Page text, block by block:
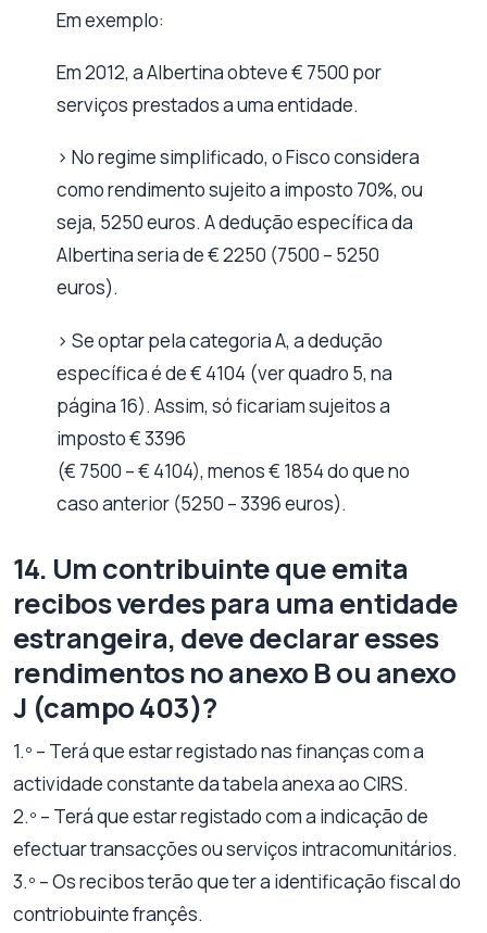
Em exemplo:
Em 2012, a Albertina obteve € 7500 por
serviços prestados a uma entidade.
> No regime simplificado, o Fisco considera
como rendimento sujeito a imposto 70%, ou
seja, 5250 euros. A dedução específica da
Albertina seria de € 2250 (7500 – 5250
euros).
> Se optar pela categoria A, a dedução
específica é de € 4104 (ver quadro 5, na
página 16). Assim, só ficariam sujeitos a
imposto € 3396
(€ 7500 – € 4104), menos € 1854 do que no
caso anterior (5250 – 3396 euros).
14. Um contribuinte que emita
recibos verdes para uma entidade
estrangeira, deve declarar esses
rendimentos no anexo B ou anexo
J (campo 403)?
1.º – Terá que estar registado nas finanças com a
actividade constante da tabela anexa ao CIRS.
2.º – Terá que estar registado com a indicação de
efectuar transacções ou serviços intracomunitários.
3.º – Os recibos terão que ter a identificação fiscal do
contriobuinte françês.